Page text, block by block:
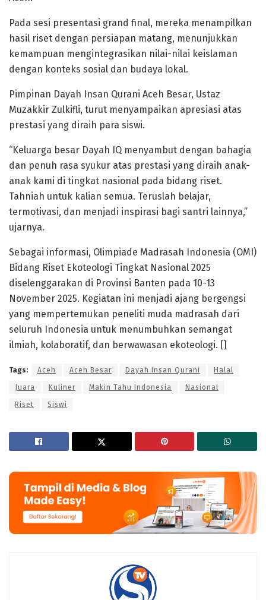
Pada sesi presentasi grand final, mereka menampilkan
hasil riset dengan persiapan matang, menunjukkan
kemampuan mengintegrasikan nilai-nilai keislaman
dengan konteks sosial dan budaya lokal.
Pimpinan Dayah Insan Qurani Aceh Besar, Ustaz
Muzakkir Zulkifli, turut menyampaikan apresiasi atas
prestasi yang diraih para siswi.
“Keluarga besar Dayah IQ menyambut dengan bahagia
dan penuh rasa syukur atas prestasi yang diraih anak-
anak kami di tingkat nasional pada bidang riset.
Tahniah untuk kalian semua. Teruslah belajar,
termotivasi, dan menjadi inspirasi bagi santri lainnya,”
ujarnya.
Sebagai informasi, Olimpiade Madrasah Indonesia (OMI)
Bidang Riset Ekoteologi Tingkat Nasional 2025
diselenggarakan di Provinsi Banten pada 10-13
November 2025. Kegiatan ini menjadi ajang bergengsi
yang mempertemukan peneliti muda madrasah dari
seluruh Indonesia untuk menumbuhkan semangat
ilmiah, kolaboratif, dan berwawasan ekoteologi. []
Tags: Aceh Aceh Besar Dayah Insan Qurani Halal
Juara Kuliner Makin Tahu Indonesia Nasional
Riset Siswi